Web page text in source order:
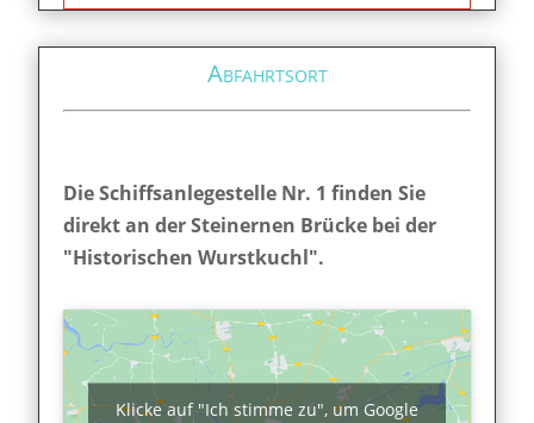
Abfahrtsort
Die Schiffsanlegestelle Nr. 1 finden Sie
direkt an der Steinernen Brücke bei der
"Historischen Wurstkuchl".
Klicke auf "Ich stimme zu", um Google